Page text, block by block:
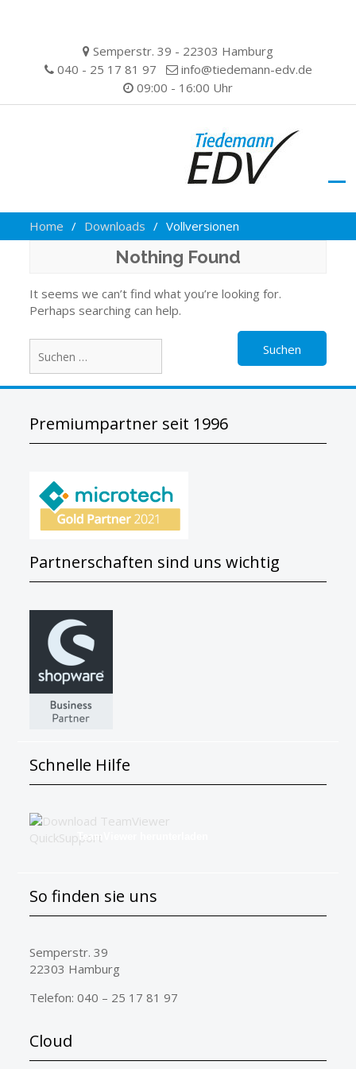
Semperstr. 39 - 22303 Hamburg
040 - 25 17 81 97
info@tiedemann-edv.de
09:00 - 16:00 Uhr
Home Downloads Vollversionen
Nothing Found
It seems we can’t find what you’re looking for.
Perhaps searching can help.
Suchen
nach:
Premiumpartner seit 1996
Partnerschaften sind uns wichtig
Schnelle Hilfe
TeamViewer herunterladen
So finden sie uns
Semperstr. 39
22303 Hamburg
Telefon: 040 – 25 17 81 97
Cloud